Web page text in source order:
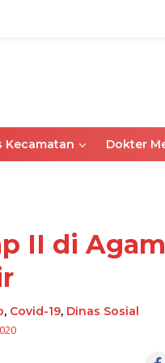
Kecamatan Dokter
II di
, Covid-19, Dinas Sosial